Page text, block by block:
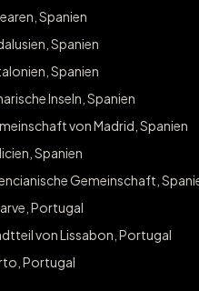
Spanien
Spanien
Spanien
Inseln, Spanien
von Madrid, Spanien
Spanien
Gemeinschaft,
Portugal
von Lissabon, Portugal
Portugal
an, um exklusiven Zugang zu